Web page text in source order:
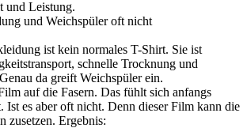
und Leistung.
und Weichspüler oft nicht
ist kein normales T-Shirt. Sie ist
schnelle Trocknung und
da greift Weichspüler ein.
auf die Fasern. Das fühlt sich anfangs
es aber oft nicht. Denn dieser Film kann die
zusetzen. Ergebnis: